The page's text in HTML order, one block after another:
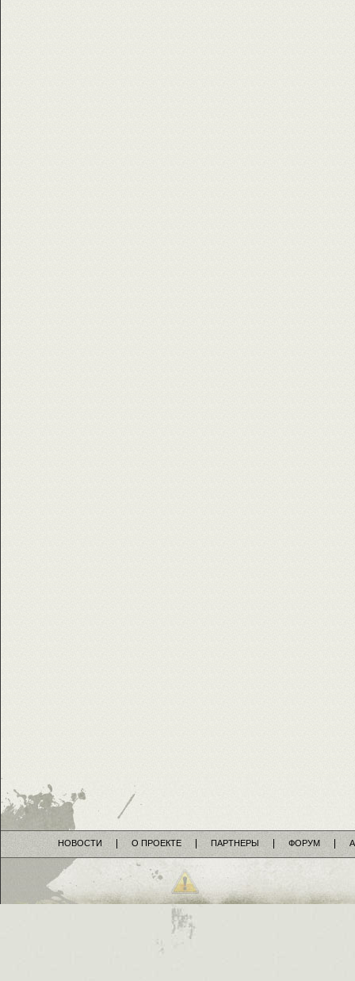
НОВОСТИ О ПРОЕКТЕ ПАРТНЕРЫ ФОРУМ